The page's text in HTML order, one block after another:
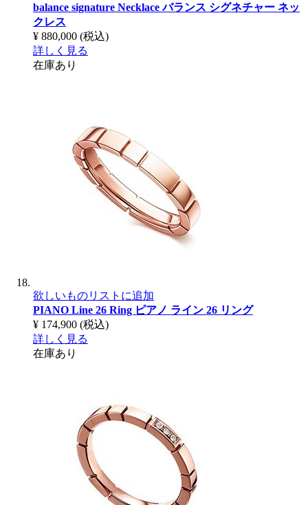
balance signature Necklaceバランス シグネチャー ネッ
クレス
¥ 880,000 (税込)
詳しく見る
在庫あり
欲しいものリストに追加
PIANO Line 26 Ring ピアノ ライン 26 リング
¥ 174,900 (税込)
詳しく見る
在庫あり